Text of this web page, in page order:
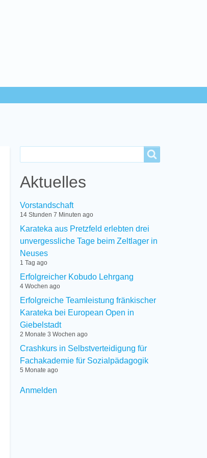
Aktuelles
Vorstandschaft
14 Stunden 7 Minuten ago
Karateka aus Pretzfeld erlebten drei
unvergessliche Tage beim Zeltlager in
Neuses
1 Tag ago
Erfolgreicher Kobudo Lehrgang
4 Wochen ago
Erfolgreiche Teamleistung fränkischer
Karateka bei European Open in
Giebelstadt
2 Monate 3 Wochen ago
Crashkurs in Selbstverteidigung für
Fachakademie für Sozialpädagogik
5 Monate ago
User
Anmelden